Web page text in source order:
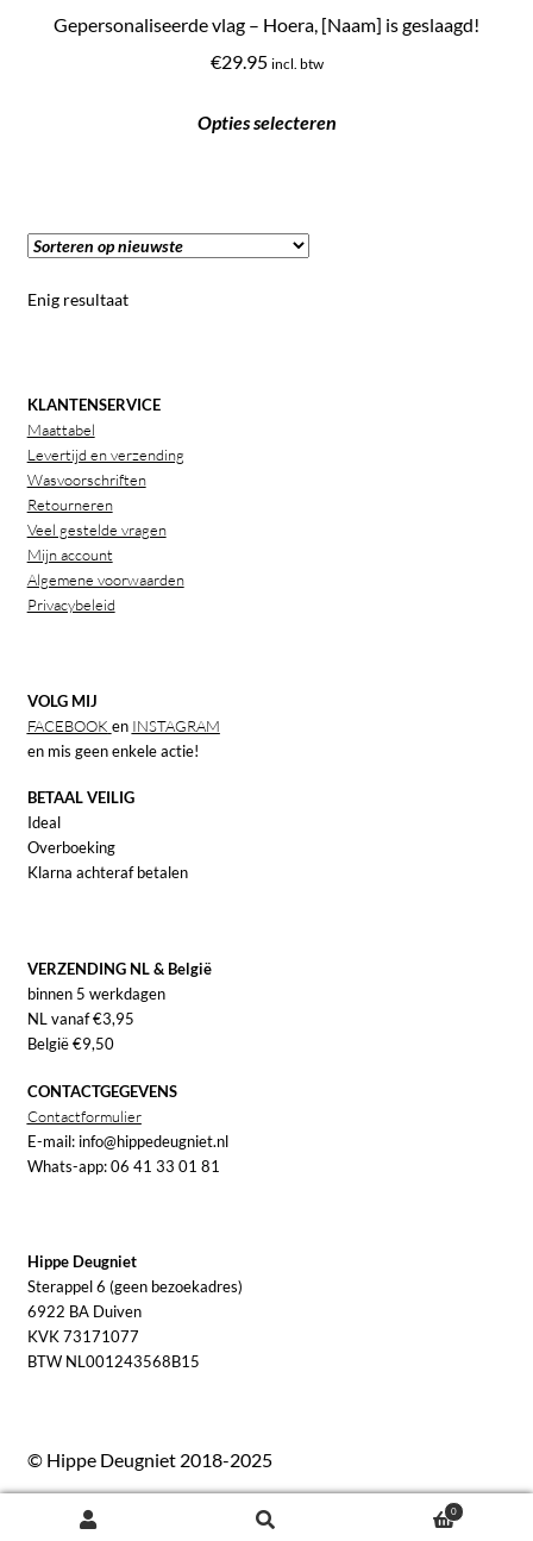
Gepersonaliseerde vlag – Hoera, [Naam] is geslaagd!
€29.95 incl. btw
Opties selecteren
Enig resultaat
KLANTENSERVICE
Maattabel
Levertijd en verzending
Wasvoorschriften
Retourneren
Veel gestelde vragen
Mijn account
Algemene voorwaarden
Privacybeleid
VOLG MIJ
FACEBOOK en INSTAGRAM
en mis geen enkele actie!
BETAAL VEILIG
Ideal
Overboeking
Klarna achteraf betalen
VERZENDING NL & België
binnen 5 werkdagen
NL vanaf €3,95
België €9,50
CONTACTGEGEVENS
Contactformulier
E-mail: info@hippedeugniet.nl
Whats-app: 06 41 33 01 81
Hippe Deugniet
Sterappel 6 (geen bezoekadres)
6922 BA Duiven
KVK 73171077
BTW NL001243568B15
© Hippe Deugniet 2018-2025
0